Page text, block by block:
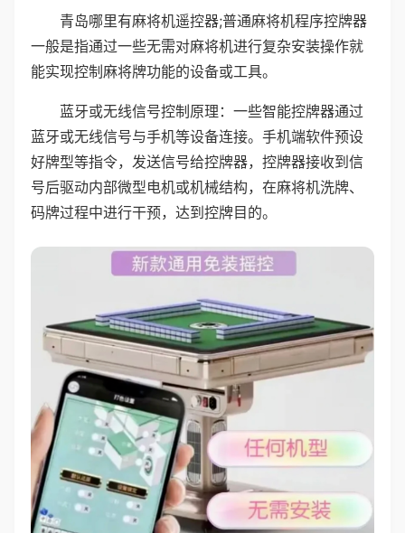
青岛哪里有麻将机遥控器;普通麻将机程序控牌器
一般是指通过一些无需对麻将机进行复杂安装操作就
能实现控制麻将牌功能的设备或工具。
蓝牙或无线信号控制原理：一些智能控牌器通过
蓝牙或无线信号与手机等设备连接。手机端软件预设
好牌型等指令，发送信号给控牌器，控牌器接收到信
号后驱动内部微型电机或机械结构，在麻将机洗牌、
码牌过程中进行干预，达到控牌目的。